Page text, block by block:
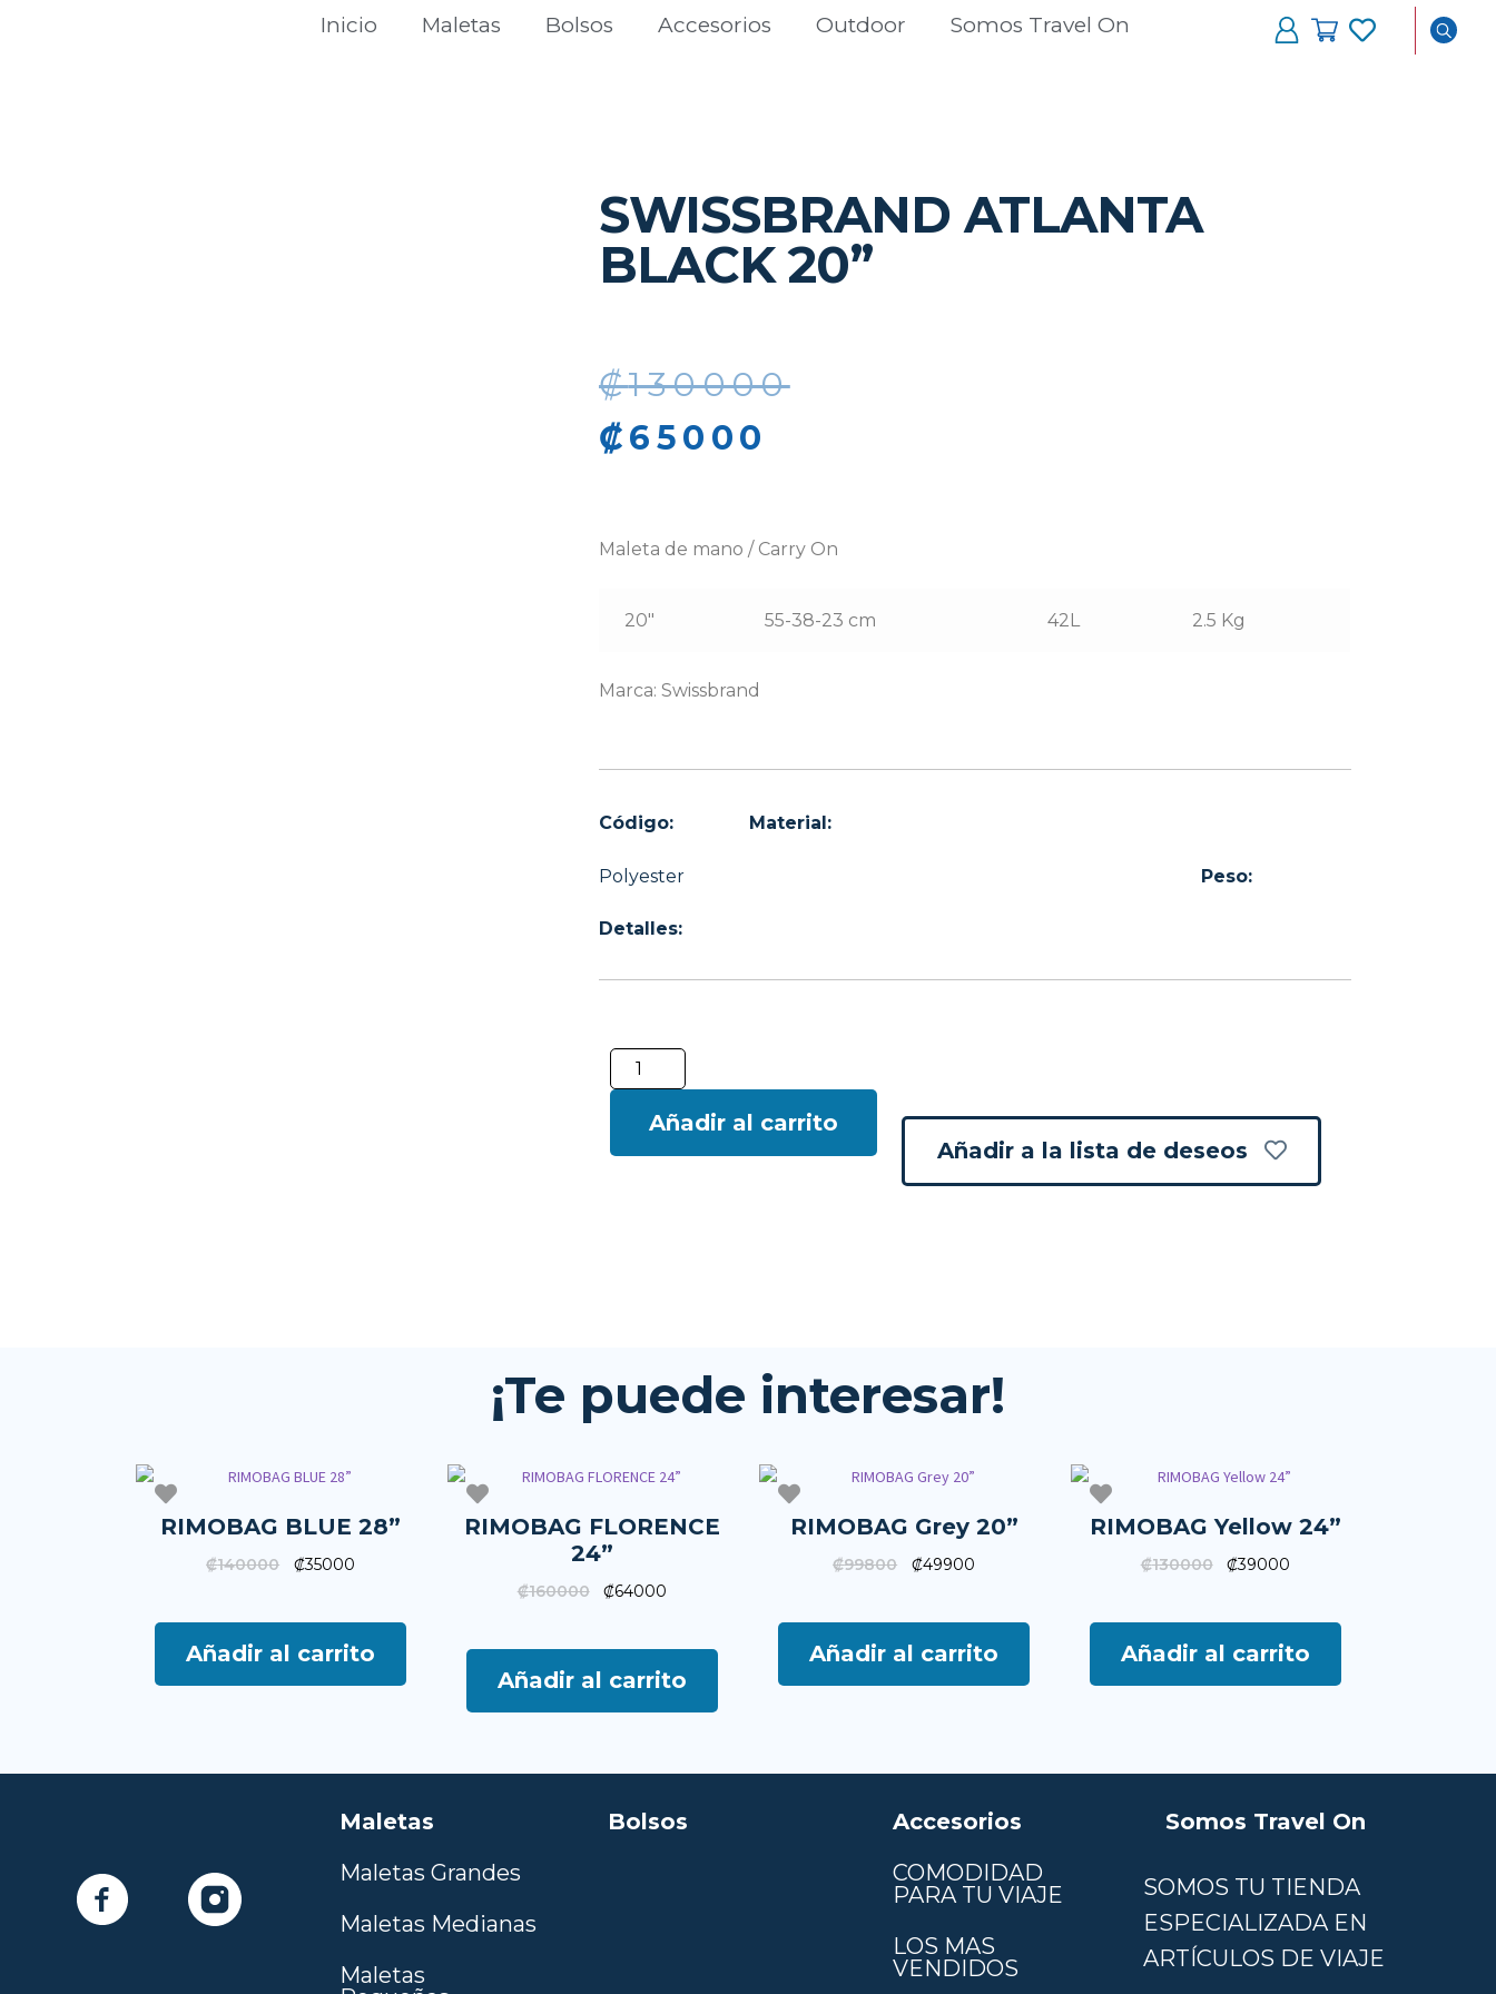
Inicio Maletas Bolsos Accesorios Outdoor Somos Travel On
SWISSBRAND ATLANTA
BLACK 20”
₡130000
₡65000
Maleta de mano / Carry On
20″ 55-38-23 cm 42L 2.5 Kg
Marca: Swissbrand
Código: Material:
Polyester Peso:
Detalles:
Añadir al carrito
Añadir a la lista de deseos
¡Te puede interesar!
RIMOBAG BLUE 28”
₡140000 ₡35000
Añadir al carrito
RIMOBAG FLORENCE
24”
₡160000 ₡64000
Añadir al carrito
RIMOBAG Grey 20”
₡99800 ₡49900
Añadir al carrito
RIMOBAG Yellow 24”
₡130000 ₡39000
Añadir al carrito
Maletas
Maletas Grandes
Maletas Medianas
Maletas
Bolsos
Accesorios
COMODIDAD
PARA TU VIAJE
LOS MAS
VENDIDOS
Somos Travel On
SOMOS TU TIENDA
ESPECIALIZADA EN
ARTÍCULOS DE VIAJE